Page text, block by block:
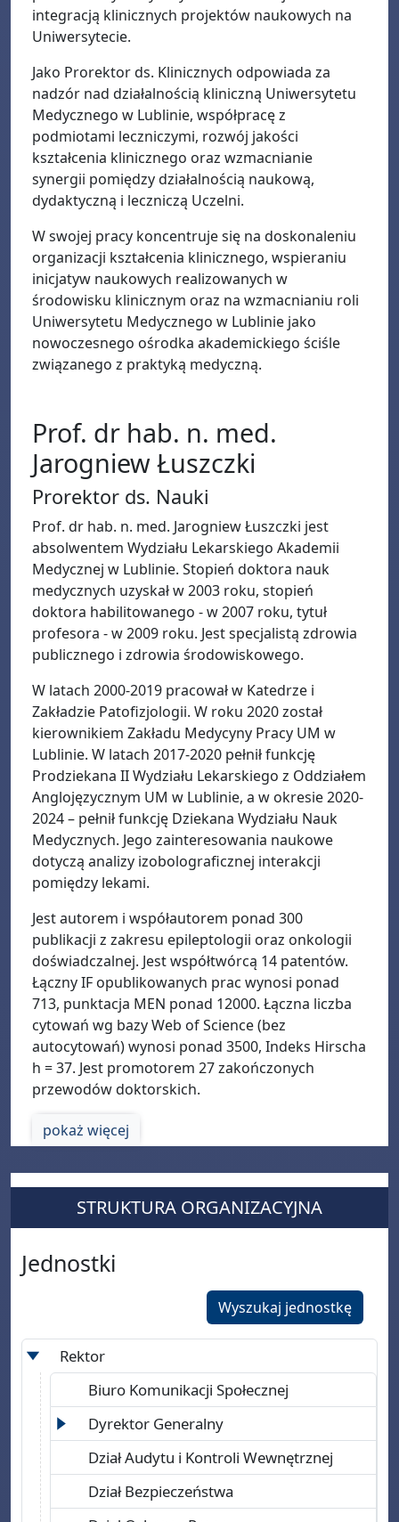
integracją klinicznych projektów naukowych na
Uniwersytecie.
Jako Prorektor ds. Klinicznych odpowiada za
nadzór nad działalnością kliniczną Uniwersytetu
Medycznego w Lublinie, współpracę z
podmiotami leczniczymi, rozwój jakości
kształcenia klinicznego oraz wzmacnianie
synergii pomiędzy działalnością naukową,
dydaktyczną i leczniczą Uczelni.
W swojej pracy koncentruje się na doskonaleniu
organizacji kształcenia klinicznego, wspieraniu
inicjatyw naukowych realizowanych w
środowisku klinicznym oraz na wzmacnianiu roli
Uniwersytetu Medycznego w Lublinie jako
nowoczesnego ośrodka akademickiego ściśle
związanego z praktyką medyczną.
Prof. dr hab. n. med.
Jarogniew Łuszczki
Prorektor ds. Nauki
Prof. dr hab. n. med. Jarogniew Łuszczki jest
absolwentem Wydziału Lekarskiego Akademii
Medycznej w Lublinie. Stopień doktora nauk
medycznych uzyskał w 2003 roku, stopień
doktora habilitowanego - w 2007 roku, tytuł
profesora - w 2009 roku. Jest specjalistą zdrowia
publicznego i zdrowia środowiskowego.
W latach 2000-2019 pracował w Katedrze i
Zakładzie Patofizjologii. W roku 2020 został
kierownikiem Zakładu Medycyny Pracy UM w
Lublinie. W latach 2017-2020 pełnił funkcję
Prodziekana II Wydziału Lekarskiego z Oddziałem
Anglojęzycznym UM w Lublinie, a w okresie 2020-
2024 – pełnił funkcję Dziekana Wydziału Nauk
Medycznych. Jego zainteresowania naukowe
dotyczą analizy izobolograficznej interakcji
pomiędzy lekami.
Jest autorem i współautorem ponad 300
publikacji z zakresu epileptologii oraz onkologii
doświadczalnej. Jest współtwórcą 14 patentów.
Łączny IF opublikowanych prac wynosi ponad
713, punktacja MEN ponad 12000. Łączna liczba
cytowań wg bazy Web of Science (bez
autocytowań) wynosi ponad 3500, Indeks Hirscha
h = 37. Jest promotorem 27 zakończonych
przewodów doktorskich.
pokaż więcej
STRUKTURA ORGANIZACYJNA